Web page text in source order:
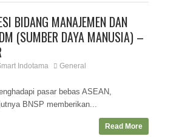
BIDANG MANAJEMEN DAN
(SUMBER DAYA MANUSIA) –
Indotama
General
pasar bebas ASEAN,
BNSP memberikan...
Read More